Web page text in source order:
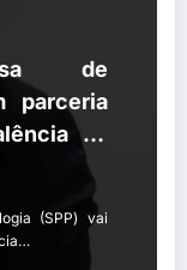
de
parceria
da
(SPP) vai